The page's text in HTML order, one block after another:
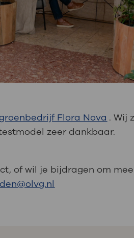
groenbedrijf Flora Nova . Wij
zeer dankbaar.
of wil je bijdragen om